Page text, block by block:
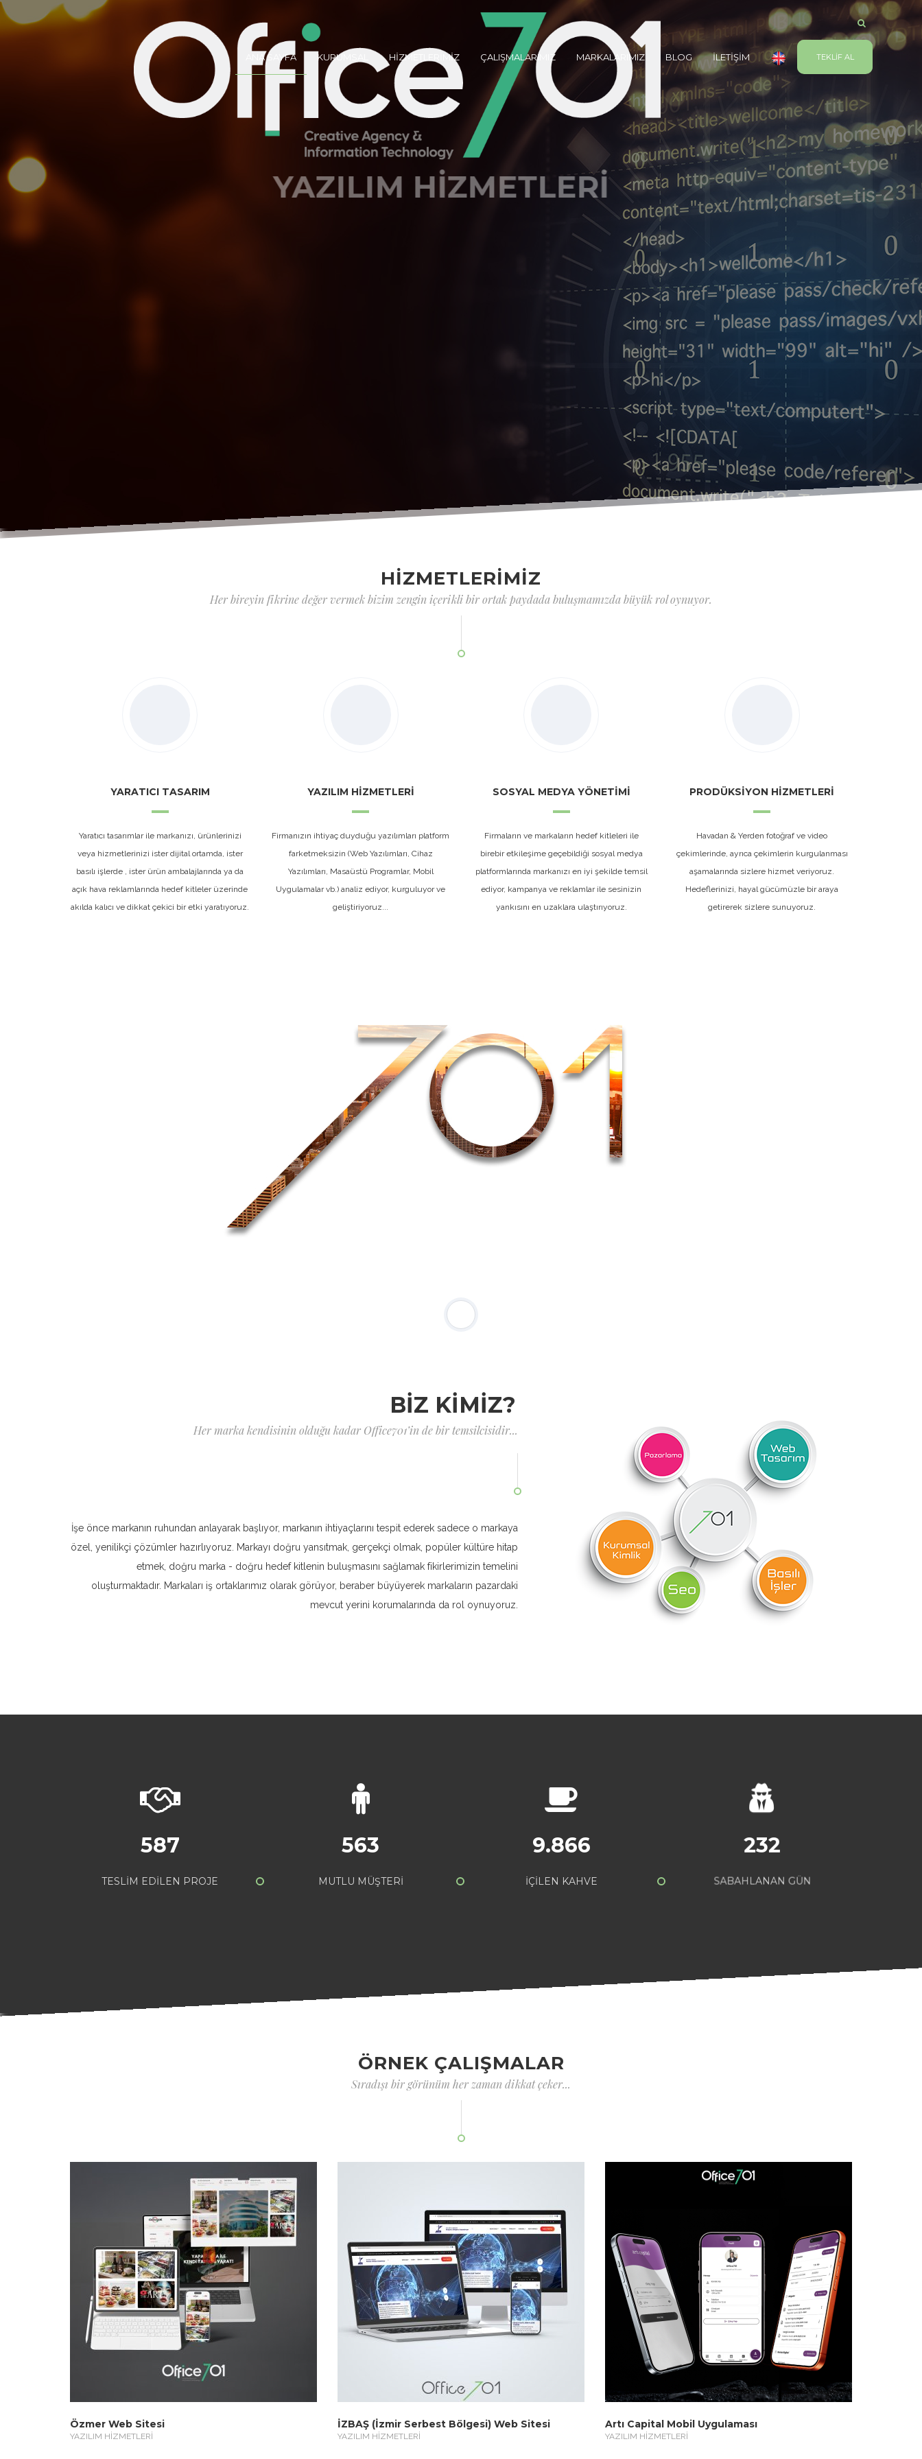
ANA SAYFA KURUMSAL HİZMETLERİMİZ ÇALIŞMALARIMIZ MARKALARIMIZ BLOG İLETİŞİM TEKLİF AL
YAZILIM HİZMETLERİ
Creative Agency & Information Technology
HİZMETLERİMİZ
Her bireyin fikrine değer vermek bizim zengin içerikli bir ortak paydada buluşmamızda büyük rol oynuyor.
YARATICI TASARIM
Yaratıcı tasarımlar ile markanızı, ürünlerinizi
veya hizmetlerinizi ister dijital ortamda, ister
basılı işlerde , ister ürün ambalajlarında ya da
açık hava reklamlarında hedef kitleler üzerinde
akılda kalıcı ve dikkat çekici bir etki yaratıyoruz.
YAZILIM HİZMETLERİ
Firmanızın ihtiyaç duyduğu yazılımları platform
farketmeksizin (Web Yazılımları, Cihaz
Yazılımları, Masaüstü Programlar, Mobil
Uygulamalar vb.) analiz ediyor, kurguluyor ve
geliştiriyoruz...
SOSYAL MEDYA YÖNETİMİ
Firmaların ve markaların hedef kitleleri ile
birebir etkileşime geçebildiği sosyal medya
platformlarında markanızı en iyi şekilde temsil
ediyor, kampanya ve reklamlar ile sesinizin
yankısını en uzaklara ulaştırıyoruz.
PRODÜKSİYON HİZMETLERİ
Havadan & Yerden fotoğraf ve video
çekimlerinde, ayrıca çekimlerin kurgulanması
aşamalarında sizlere hizmet veriyoruz.
Hedeflerinizi, hayal gücümüzle bir araya
getirerek sizlere sunuyoruz.
BİZ KİMİZ?
Her marka kendisinin olduğu kadar Office701’in de bir temsilcisidir...
İşe önce markanın ruhundan anlayarak başlıyor, markanın ihtiyaçlarını tespit ederek sadece o markaya
özel, yenilikçi çözümler hazırlıyoruz. Markayı doğru yansıtmak, gerçekçi olmak, popüler kültüre hitap
etmek, doğru marka - doğru hedef kitlenin buluşmasını sağlamak fikirlerimizin temelini
oluşturmaktadır. Markaları iş ortaklarımız olarak görüyor, beraber büyüyerek markaların pazardaki
mevcut yerini korumalarında da rol oynuyoruz.
587
TESLİM EDİLEN PROJE
563
MUTLU MÜŞTERİ
9.866
İÇİLEN KAHVE
232
SABAHLANAN GÜN
ÖRNEK ÇALIŞMALAR
Sıradışı bir görünüm her zaman dikkat çeker...
Özmer Web Sitesi
YAZILIM HİZMETLERİ
İZBAŞ (İzmir Serbest Bölgesi) Web Sitesi
YAZILIM HİZMETLERİ
Artı Capital Mobil Uygulaması
YAZILIM HİZMETLERİ